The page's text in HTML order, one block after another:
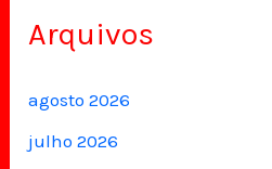
Arquivos
agosto 2026
julho 2026